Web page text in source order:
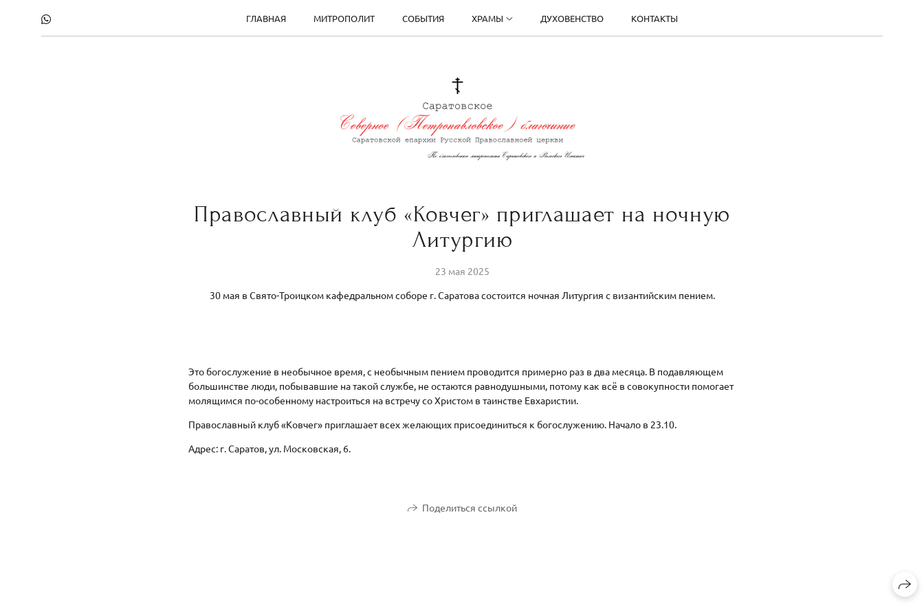
ГЛАВНАЯ МИТРОПОЛИТ СОБЫТИЯ ХРАМЫ ДУХОВЕНСТВО КОНТАКТЫ
Православный клуб «Ковчег» приглашает на ночную
Литургию
23 мая 2025
30 мая в Свято-Троицком кафедральном соборе г. Саратова состоится ночная Литургия с византийским пением.
Это богослужение в необычное время, с необычным пением проводится примерно раз в два месяца. В подавляющем
большинстве люди, побывавшие на такой службе, не остаются равнодушными, потому как всё в совокупности помогает
молящимся по-особенному настроиться на встречу со Христом в таинстве Евхаристии.
Православный клуб «Ковчег» приглашает всех желающих присоединиться к богослужению. Начало в 23.10.
Адрес: г. Саратов, ул. Московская, 6.
Поделиться ссылкой